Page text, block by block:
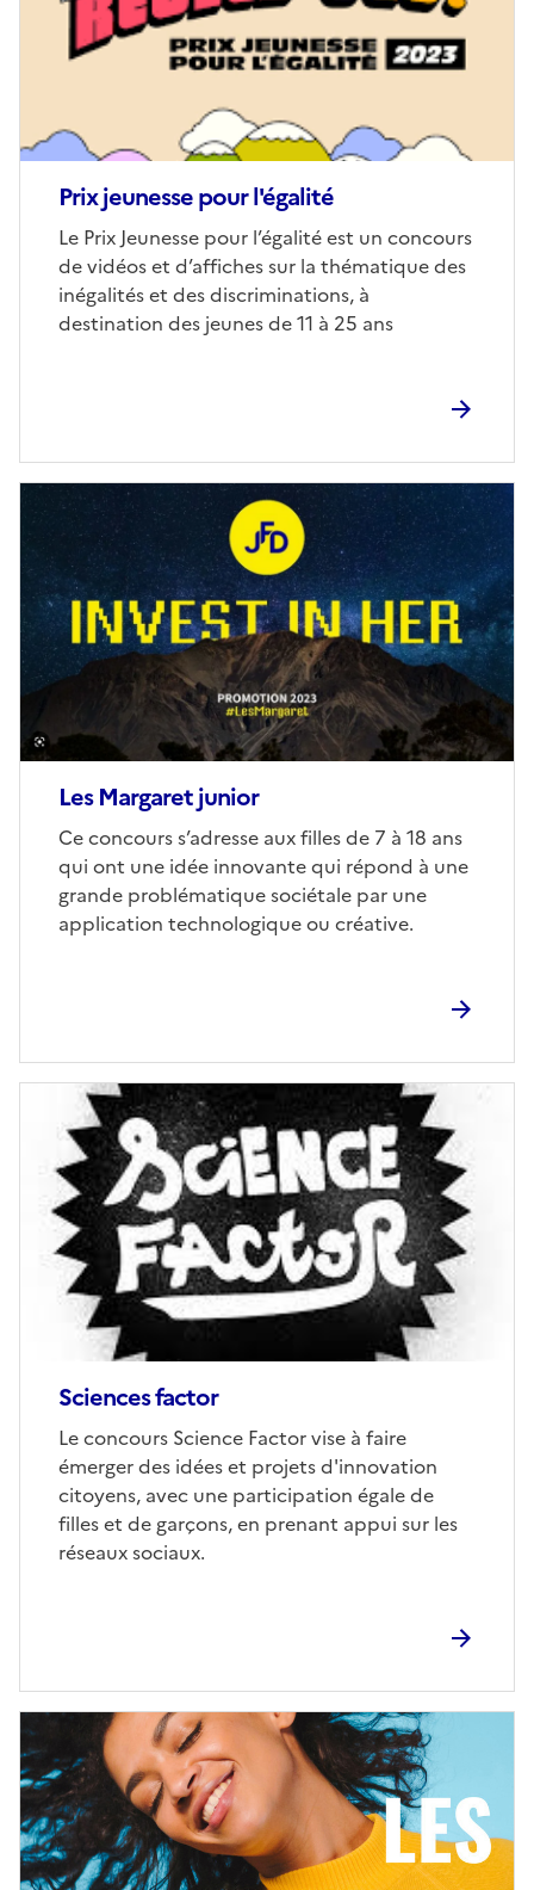
Prix jeunesse pour l'égalité
Corps
Le Prix Jeunesse pour l’égalité est un concours
de vidéos et d’affiches sur la thématique des
inégalités et des discri­minations, à
destination des jeunes de 11 à 25 ans
Les Margaret junior
Corps
Ce concours s’adresse aux filles de 7 à 18 ans
qui ont une idée innovante qui répond à une
grande problématique sociétale par une
application technologique ou créative.
Image
de
couverture
(conseillée)
Sciences factor
Corps
Le concours Science Factor vise à faire
émerger des idées et projets d'innovation
citoyens, avec une participation égale de
filles et de garçons, en prenant appui sur les
réseaux sociaux.
couverture
(conseillée)
Image
de
couverture
(conseillée)